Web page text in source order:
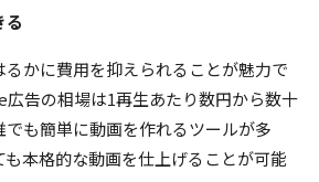
る
かに費用を抑えられることが魅力で
広告の相場は1再生あたり数円から数十
も簡単に動画を作れるツールが多
も本格的な動画を仕上げることが可能